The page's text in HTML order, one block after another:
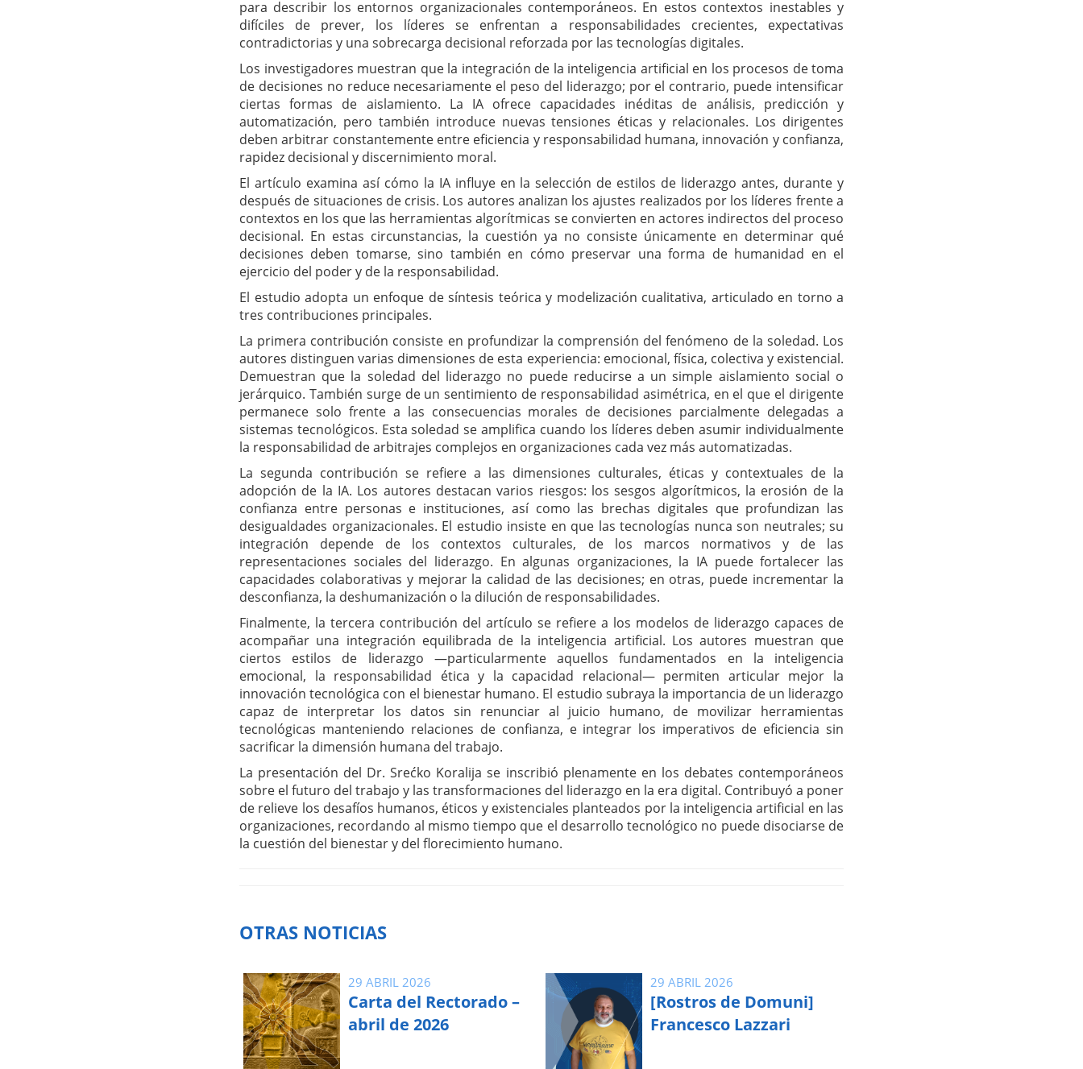
para describir los entornos organizacionales contemporáneos. En estos contextos inestables y
difíciles de prever, los líderes se enfrentan a responsabilidades crecientes, expectativas
contradictorias y una sobrecarga decisional reforzada por las tecnologías digitales.
Los investigadores muestran que la integración de la inteligencia artificial en los procesos de toma
de decisiones no reduce necesariamente el peso del liderazgo; por el contrario, puede intensificar
ciertas formas de aislamiento. La IA ofrece capacidades inéditas de análisis, predicción y
automatización, pero también introduce nuevas tensiones éticas y relacionales. Los dirigentes
deben arbitrar constantemente entre eficiencia y responsabilidad humana, innovación y confianza,
rapidez decisional y discernimiento moral.
El artículo examina así cómo la IA influye en la selección de estilos de liderazgo antes, durante y
después de situaciones de crisis. Los autores analizan los ajustes realizados por los líderes frente a
contextos en los que las herramientas algorítmicas se convierten en actores indirectos del proceso
decisional. En estas circunstancias, la cuestión ya no consiste únicamente en determinar qué
decisiones deben tomarse, sino también en cómo preservar una forma de humanidad en el
ejercicio del poder y de la responsabilidad.
El estudio adopta un enfoque de síntesis teórica y modelización cualitativa, articulado en torno a
tres contribuciones principales.
La primera contribución consiste en profundizar la comprensión del fenómeno de la soledad. Los
autores distinguen varias dimensiones de esta experiencia: emocional, física, colectiva y existencial.
Demuestran que la soledad del liderazgo no puede reducirse a un simple aislamiento social o
jerárquico. También surge de un sentimiento de responsabilidad asimétrica, en el que el dirigente
permanece solo frente a las consecuencias morales de decisiones parcialmente delegadas a
sistemas tecnológicos. Esta soledad se amplifica cuando los líderes deben asumir individualmente
la responsabilidad de arbitrajes complejos en organizaciones cada vez más automatizadas.
La segunda contribución se refiere a las dimensiones culturales, éticas y contextuales de la
adopción de la IA. Los autores destacan varios riesgos: los sesgos algorítmicos, la erosión de la
confianza entre personas e instituciones, así como las brechas digitales que profundizan las
desigualdades organizacionales. El estudio insiste en que las tecnologías nunca son neutrales; su
integración depende de los contextos culturales, de los marcos normativos y de las
representaciones sociales del liderazgo. En algunas organizaciones, la IA puede fortalecer las
capacidades colaborativas y mejorar la calidad de las decisiones; en otras, puede incrementar la
desconfianza, la deshumanización o la dilución de responsabilidades.
Finalmente, la tercera contribución del artículo se refiere a los modelos de liderazgo capaces de
acompañar una integración equilibrada de la inteligencia artificial. Los autores muestran que
ciertos estilos de liderazgo —particularmente aquellos fundamentados en la inteligencia
emocional, la responsabilidad ética y la capacidad relacional— permiten articular mejor la
innovación tecnológica con el bienestar humano. El estudio subraya la importancia de un liderazgo
capaz de interpretar los datos sin renunciar al juicio humano, de movilizar herramientas
tecnológicas manteniendo relaciones de confianza, e integrar los imperativos de eficiencia sin
sacrificar la dimensión humana del trabajo.
La presentación del Dr. Srećko Koralija se inscribió plenamente en los debates contemporáneos
sobre el futuro del trabajo y las transformaciones del liderazgo en la era digital. Contribuyó a poner
de relieve los desafíos humanos, éticos y existenciales planteados por la inteligencia artificial en las
organizaciones, recordando al mismo tiempo que el desarrollo tecnológico no puede disociarse de
la cuestión del bienestar y del florecimiento humano.
OTRAS NOTICIAS
29 ABRIL 2026
Carta del Rectorado –
abril de 2026
29 ABRIL 2026
[Rostros de Domuni]
Francesco Lazzari